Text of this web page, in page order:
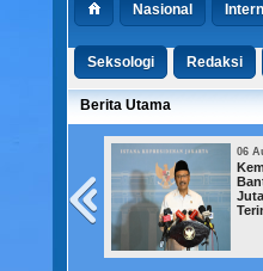
Nasional
Seksologi Redaksi
Berita Utama
Bekukan
bagi
KPM yang
Judol
06